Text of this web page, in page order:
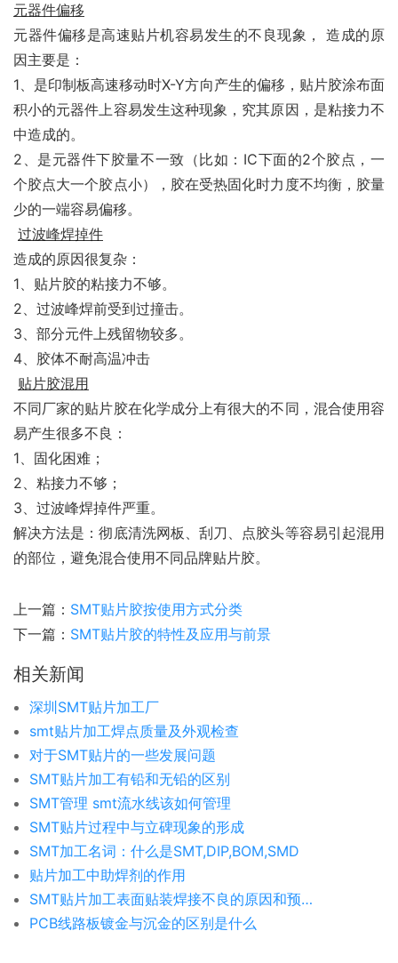
元器件偏移
元器件偏移是高速贴片机容易发生的不良现象， 造成的原
因主要是：
1、是印制板高速移动时X-Y方向产生的偏移，贴片胶涂布面
积小的元器件上容易发生这种现象，究其原因，是粘接力不
中造成的。
2、是元器件下胶量不一致（比如：IC下面的2个胶点，一
个胶点大一个胶点小），胶在受热固化时力度不均衡，胶量
少的一端容易偏移。
过波峰焊掉件
造成的原因很复杂：
1、贴片胶的粘接力不够。
2、过波峰焊前受到过撞击。
3、部分元件上残留物较多。
4、胶体不耐高温冲击
贴片胶混用
不同厂家的贴片胶在化学成分上有很大的不同，混合使用容
易产生很多不良：
1、固化困难；
2、粘接力不够；
3、过波峰焊掉件严重。
解决方法是：彻底清洗网板、刮刀、点胶头等容易引起混用
的部位，避免混合使用不同品牌贴片胶。
上一篇： SMT贴片胶按使用方式分类
下一篇： SMT贴片胶的特性及应用与前景
相关新闻
深圳SMT贴片加工厂
smt贴片加工焊点质量及外观检查
对于SMT贴片的一些发展问题
SMT贴片加工有铅和无铅的区别
SMT管理 smt流水线该如何管理
SMT贴片过程中与立碑现象的形成
SMT加工名词：什么是SMT,DIP,BOM,SMD
贴片加工中助焊剂的作用
SMT贴片加工表面贴装焊接不良的原因和预防措施
PCB线路板镀金与沉金的区别是什么